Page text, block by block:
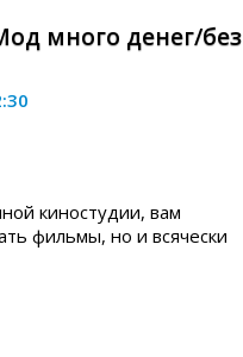
много денег/без
киностудии, вам
фильмы, но и всячески